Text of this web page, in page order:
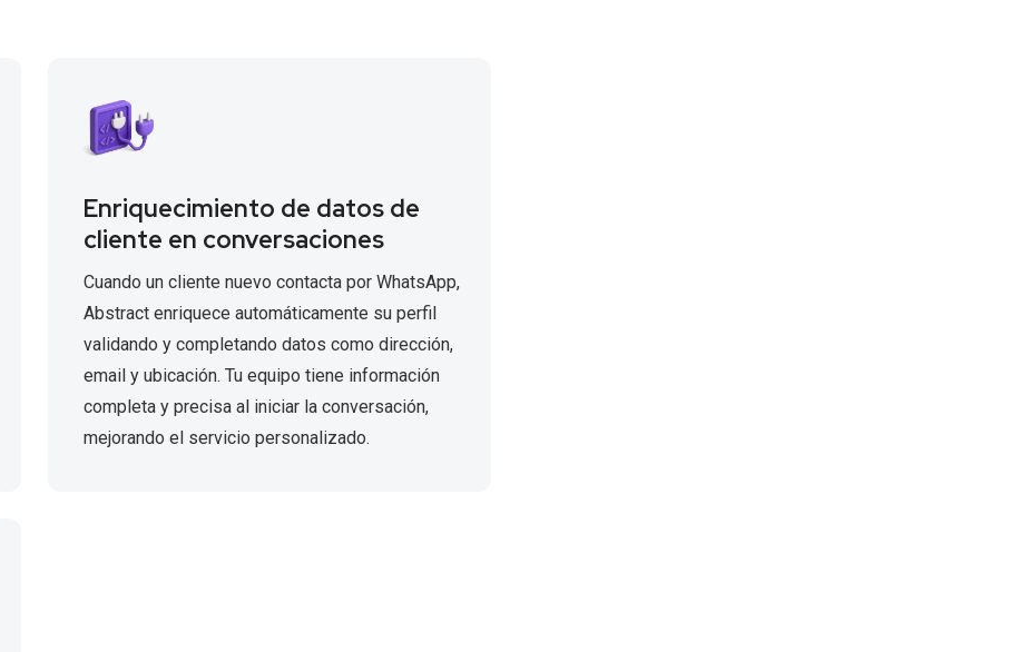
Enriquecimiento de datos de
cliente en conversaciones
Cuando un cliente nuevo contacta por WhatsApp,
Abstract enriquece automáticamente su perfil
validando y completando datos como dirección,
email y ubicación. Tu equipo tiene información
completa y precisa al iniciar la conversación,
mejorando el servicio personalizado.